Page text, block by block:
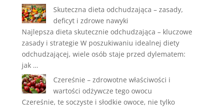
Skuteczna dieta odchudzająca – zasady,
deficyt i zdrowe nawyki
Najlepsza dieta skutecznie odchudzająca – kluczowe
zasady i strategie W poszukiwaniu idealnej diety
odchudzającej, wiele osób staje przed dylematem:
jak …
Czereśnie – zdrowotne właściwości i
wartości odżywcze tego owocu
Czereśnie, te soczyste i słodkie owoce, nie tylko